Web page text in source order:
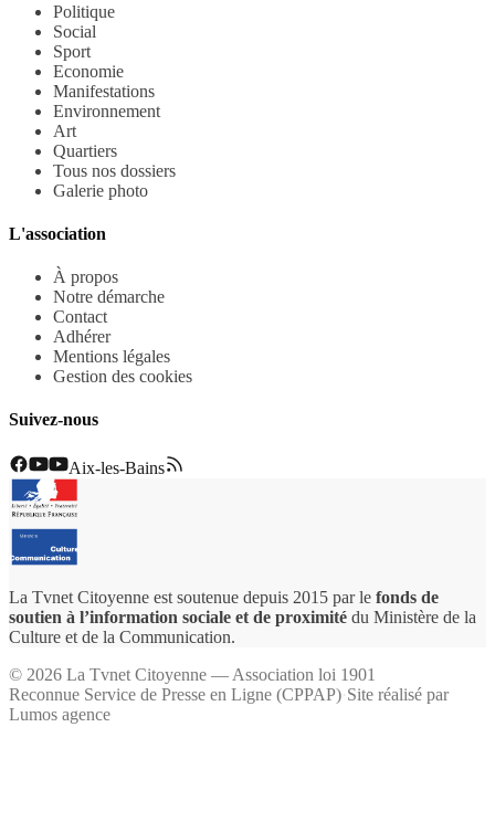
Politique
Social
Sport
Economie
Manifestations
Environnement
Art
Quartiers
Tous nos dossiers
Galerie photo
L'association
À propos
Notre démarche
Contact
Adhérer
Mentions légales
Gestion des cookies
Suivez-nous
Aix-les-Bains
La Tvnet Citoyenne est soutenue depuis 2015 par le fonds de
soutien à l’information sociale et de proximité du Ministère de la
Culture et de la Communication.
© 2026 La Tvnet Citoyenne — Association loi 1901
Reconnue Service de Presse en Ligne (CPPAP)·Site réalisé par
Lumos agence